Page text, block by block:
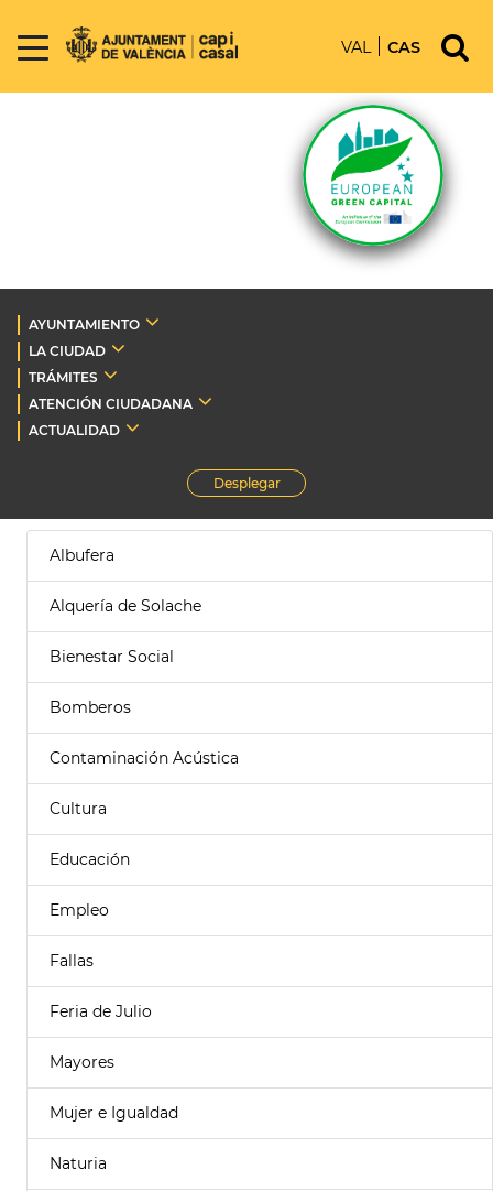
VAL CAS
AYUNTAMIENTO
LA CIUDAD
TRÁMITES
ATENCIÓN CIUDADANA
ACTUALIDAD
Desplegar
Albufera
Alquería de Solache
Bienestar Social
Bomberos
Contaminación Acústica
Cultura
Educación
Empleo
Fallas
Feria de Julio
Mayores
Mujer e Igualdad
Naturia